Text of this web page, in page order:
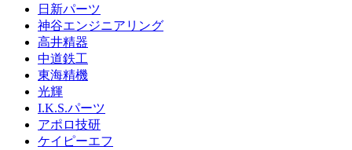
日新パーツ
神谷エンジニアリング
高井精器
中道鉄工
東海精機
光輝
I.K.S.パーツ
アポロ技研
ケイピーエフ